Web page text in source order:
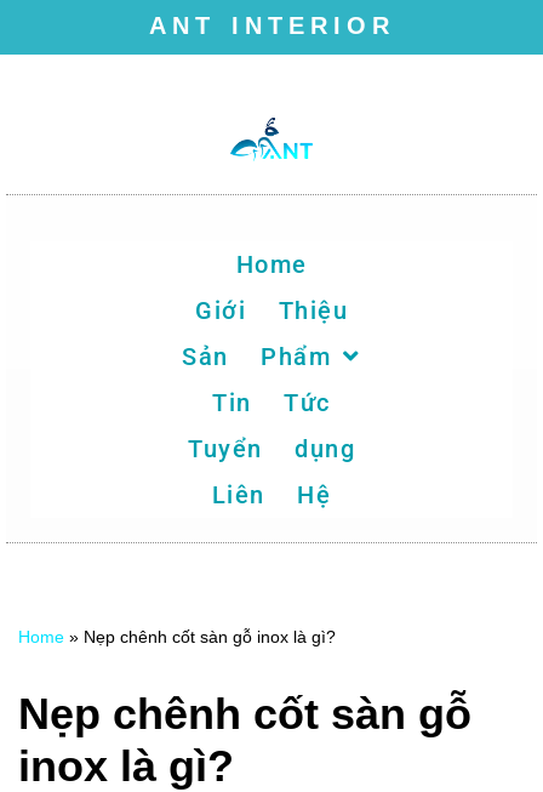
ANT INTERIOR
Home
Giới Thiệu
Sản Phẩm
Tin Tức
Tuyển dụng
Liên Hệ
Home » Nẹp chênh cốt sàn gỗ inox là gì?
Nẹp chênh cốt sàn gỗ
inox là gì?